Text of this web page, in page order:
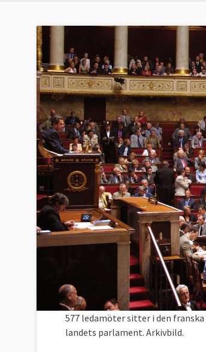
577 ledamöter sitter i den
landets parlament. Arkivbild.